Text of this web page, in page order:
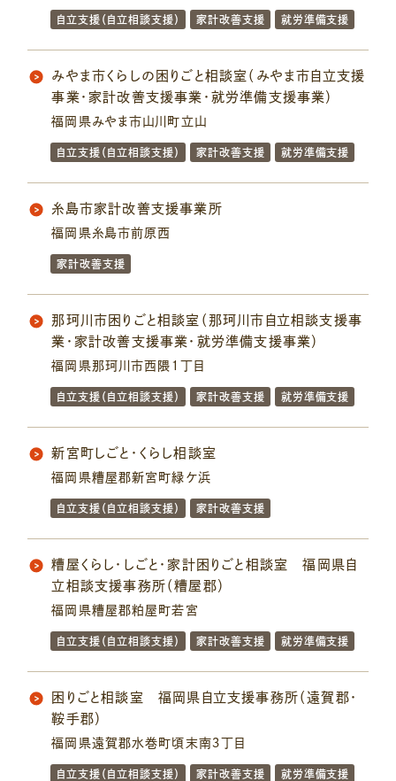
自立支援（自立相談支援） 家計改善支援 就労準備支援
みやま市くらしの困りごと相談室（みやま市自立支援
事業・家計改善支援事業・就労準備支援事業）
福岡県みやま市山川町立山
自立支援（自立相談支援） 家計改善支援 就労準備支援
糸島市家計改善支援事業所
福岡県糸島市前原西
家計改善支援
那珂川市困りごと相談室（那珂川市自立相談支援事
業・家計改善支援事業・就労準備支援事業）
福岡県那珂川市西隈１丁目
自立支援（自立相談支援） 家計改善支援 就労準備支援
新宮町しごと・くらし相談室
福岡県糟屋郡新宮町緑ケ浜
自立支援（自立相談支援） 家計改善支援
糟屋くらし・しごと・家計困りごと相談室 福岡県自
立相談支援事務所（糟屋郡）
福岡県糟屋郡粕屋町若宮
自立支援（自立相談支援） 家計改善支援 就労準備支援
困りごと相談室 福岡県自立支援事務所（遠賀郡・
鞍手郡）
福岡県遠賀郡水巻町頃末南３丁目
自立支援（自立相談支援） 家計改善支援 就労準備支援